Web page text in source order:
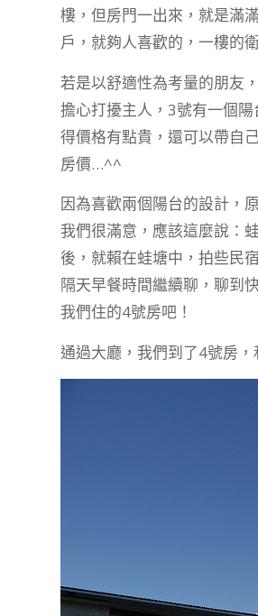
樓，但房門一出來，就是滿
戶，就夠人喜歡的，一樓的
若是以舒適性為考量的朋友
擔心打擾主人，3號有一個
得價格有點貴，還可以帶自
房價…^^
因為喜歡兩個陽台的設計，
我們很滿意，應該這麼說：
後，就賴在蛙塘中，拍些民
隔天早餐時間繼續聊，聊到
我們住的4號房吧！
通過大廳，我們到了4號房